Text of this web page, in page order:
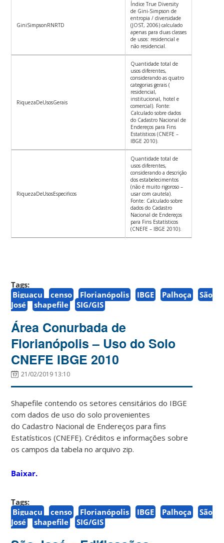
GiniSimpsonRNRTD
Índice True Diversity
de Gini-Simpson de
entropia / diversidade
(JOST, 2006) calculado
apenas para duas classes
de usos: residencial e
não residencial.
RiquezaDeUsosGerais
Quantidade total de
usos diferentes,
considerando as quatro
categorias gerais (
residencial,
institucional, hotel e
comercial). Fonte:
Calculado sobre dados
do Cadastro Nacional de
Endereços para Fins
Estatísticos (CNEFE –
IBGE 2010).
RiquezaDeUsosEspecificos
Quantidade total de
usos diferentes,
considerando a descrição
dos estabelecimentos
(não é muito rigoroso –
usar com cautela).
Fonte: Calculado sobre
dados do Cadastro
Nacional de Endereços
para Fins Estatísticos
(CNEFE – IBGE 2010).
Tags:
Biguaçu
censo Florianópolis IBGE Palhoça
São
José
shapefile SIG/GIS
Área Conurbada de
Florianópolis – Uso do Solo
CNEFE IBGE 2010
21/02/2019 13:10
Shapefile contendo os setores censitários do IBGE
com dados de uso do solo provenientes
do Cadastro Nacional de Endereços para fins
Estatísticos (CNEFE). Créditos e informações sobre
os campos da tabela no arquivo zip.
Baixar.
Tags:
Biguaçu
censo Florianópolis IBGE Palhoça
São
José
shapefile SIG/GIS